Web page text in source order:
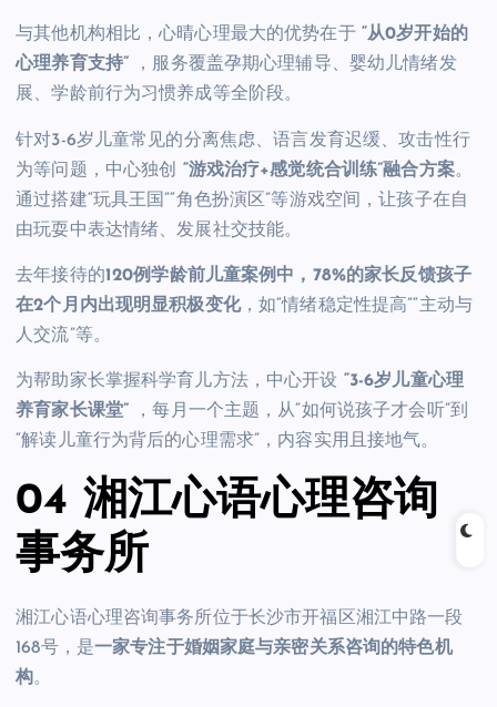
与其他机构相比，心晴心理最大的优势在于 “从0岁开始的
心理养育支持” ，服务覆盖孕期心理辅导、婴幼儿情绪发
展、学龄前行为习惯养成等全阶段。
针对3-6岁儿童常见的分离焦虑、语言发育迟缓、攻击性行
为等问题，中心独创 “游戏治疗+感觉统合训练”融合方案。
通过搭建“玩具王国”“角色扮演区”等游戏空间，让孩子在自
由玩耍中表达情绪、发展社交技能。
去年接待的120例学龄前儿童案例中，78%的家长反馈孩子
在2个月内出现明显积极变化，如“情绪稳定性提高”“主动与
人交流”等。
为帮助家长掌握科学育儿方法，中心开设 “3-6岁儿童心理
养育家长课堂” ，每月一个主题，从“如何说孩子才会听”到
“解读儿童行为背后的心理需求”，内容实用且接地气。
04 湘江心语心理咨询
事务所
湘江心语心理咨询事务所位于长沙市开福区湘江中路一段
168号，是一家专注于婚姻家庭与亲密关系咨询的特色机
构。